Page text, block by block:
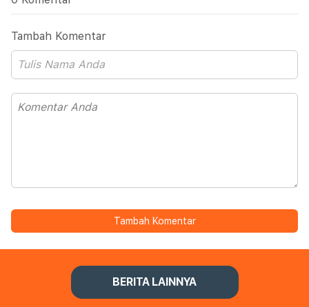
Tambah Komentar
Tambah Komentar
BERITA LAINNYA